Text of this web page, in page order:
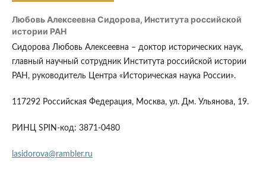
Любовь Алексеевна Сидорова, Института российской
истории РАН
Сидорова Любовь Алексеевна – доктор исторических наук,
главный научный сотрудник Института российской истории
РАН, руководитель Центра «Историческая наука России».
117292 Российская Федерация, Москва, ул. Дм. Ульянова, 19.
РИНЦ SPIN-код: 3871-0480
lasidorova@rambler.ru